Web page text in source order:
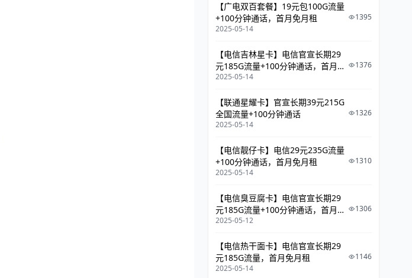
【广电双百套餐】19元包100G流量
+100分钟通话，首月免月租
2025-05-14
1395
【电信吉林星卡】电信官宣长期29
元185G流量+100分钟通话，首月免
月租
2025-05-14
1376
【联通星耀卡】官宣长期39元215G
全国流量+100分钟通话
2025-05-14
1326
【电信靓仔卡】电信29元235G流量
+100分钟通话，首月免月租
2025-05-14
1310
【电信臭豆腐卡】电信官宣长期29
元185G流量+100分钟通话，首月免
月租
2025-05-12
1306
【电信热干面卡】电信官宣长期29
元185G流量，首月免月租
2025-05-14
1146